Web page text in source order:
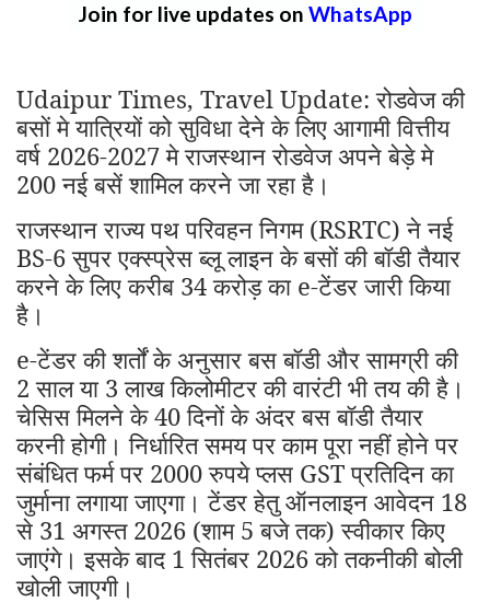
Join for live updates on WhatsApp
Udaipur Times, Travel Update: रोडवेज की
बसों मे यात्रियों को सुविधा देने के लिए आगामी वित्तीय
वर्ष 2026-2027 मे राजस्थान रोडवेज अपने बेड़े मे
200 नई बसें शामिल करने जा रहा है।
राजस्थान राज्य पथ परिवहन निगम (RSRTC) ने नई
BS-6 सुपर एक्स्प्रेस ब्लू लाइन के बसों की बॉडी तैयार
करने के लिए करीब 34 करोड़ का e-टेंडर जारी किया
है।
e-टेंडर की शर्तों के अनुसार बस बॉडी और सामग्री की
2 साल या 3 लाख किलोमीटर की वारंटी भी तय की है।
चेसिस मिलने के 40 दिनों के अंदर बस बॉडी तैयार
करनी होगी। निर्धारित समय पर काम पूरा नहीं होने पर
संबंधित फर्म पर 2000 रुपये प्लस GST प्रतिदिन का
जुर्माना लगाया जाएगा। टेंडर हेतु ऑनलाइन आवेदन 18
से 31 अगस्त 2026 (शाम 5 बजे तक) स्वीकार किए
जाएंगे। इसके बाद 1 सितंबर 2026 को तकनीकी बोली
खोली जाएगी।